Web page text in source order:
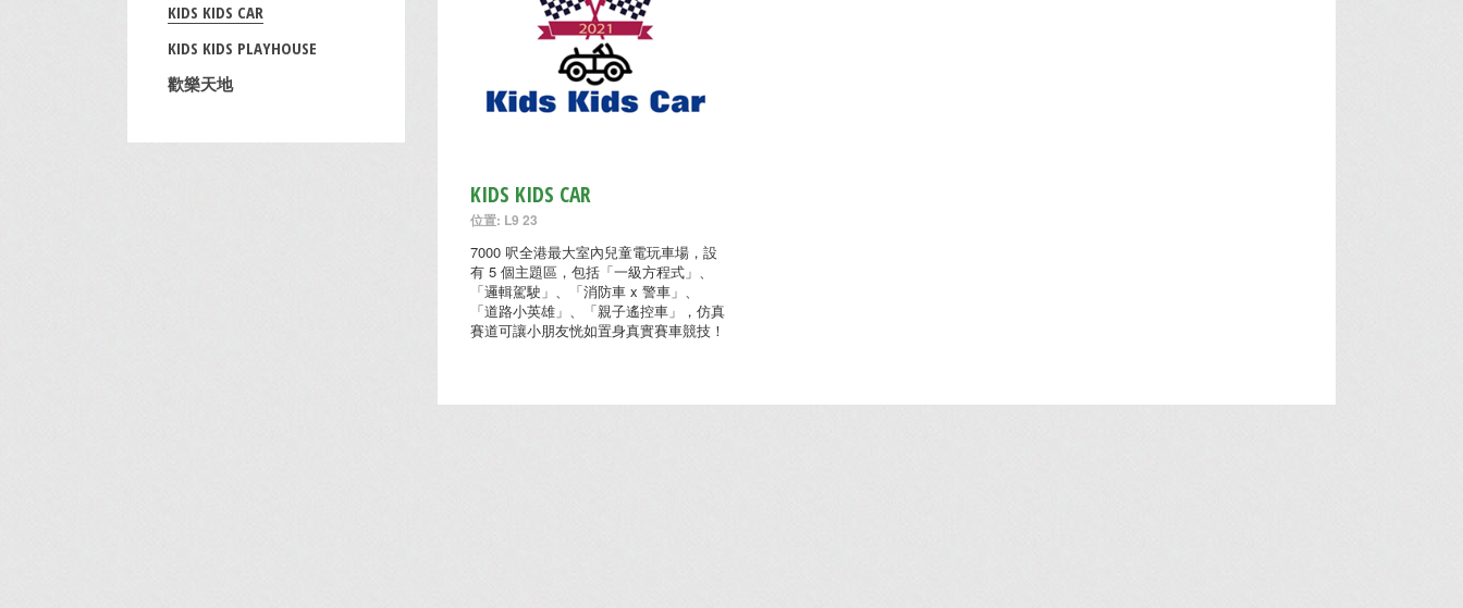
KIDS KIDS CAR
KIDS KIDS PLAYHOUSE
歡樂天地
KIDS KIDS CAR
位置: L9 23
7000 呎全港最大室內兒童電玩車場，設
有 5 個主題區，包括「一級方程式」、
「邏輯駕駛」、「消防車 x 警車」、
「道路小英雄」、「親子遙控車」，仿真
賽道可讓小朋友恍如置身真實賽車競技！